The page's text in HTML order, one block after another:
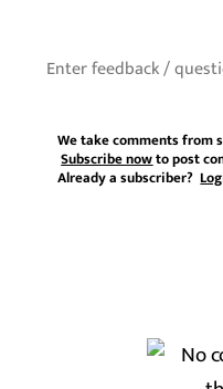
We take comments from
Subscribe nowto post
Already a subscriber?